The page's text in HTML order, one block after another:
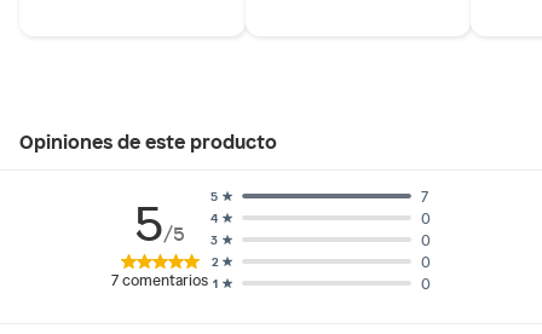
Opiniones de este producto
5/5
7comentarios 1 0
2 0
3 0
4 0
5 7